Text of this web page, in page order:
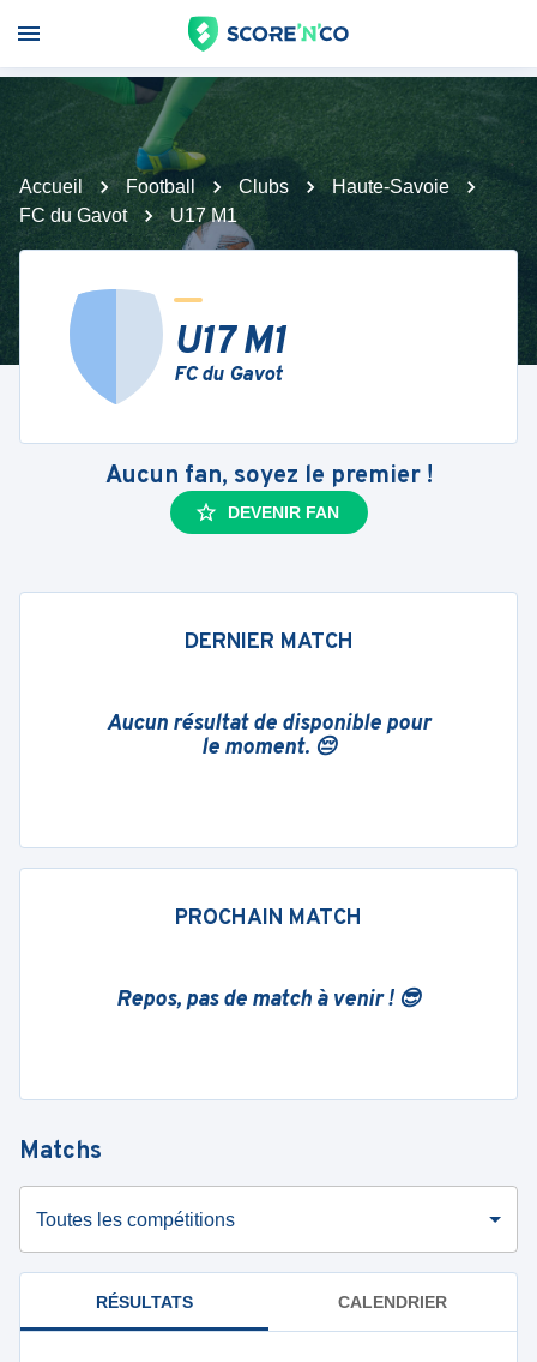
Accueil Football Clubs
Haute-Savoie
FC du Gavot
U17 M1
U17 M1
FC du Gavot
Aucun fan, soyez le premier !
DEVENIR FAN
DERNIER MATCH
Aucun résultat de disponible pour
le moment. 😔
PROCHAIN MATCH
Repos, pas de match à venir ! 😎
Matchs
Toutes les compétitions
RÉSULTATS CALENDRIER